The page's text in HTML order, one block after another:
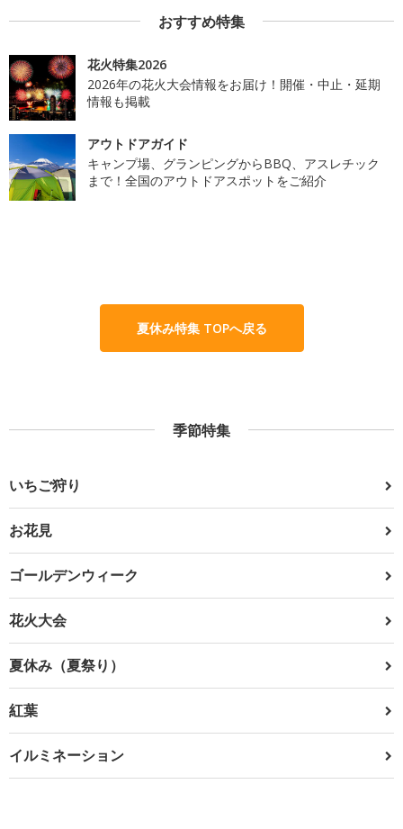
おすすめ特集
花火特集2026
2026年の花火大会情報をお届け！開催・中止・延期
情報も掲載
アウトドアガイド
キャンプ場、グランピングからBBQ、アスレチック
まで！全国のアウトドアスポットをご紹介
夏休み特集 TOPへ戻る
季節特集
いちご狩り
お花見
ゴールデンウィーク
花火大会
夏休み（夏祭り）
紅葉
イルミネーション